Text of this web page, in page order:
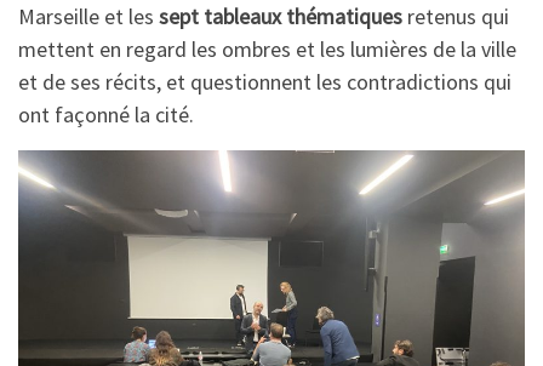
Marseille et les sept tableaux thématiques retenus qui
mettent en regard les ombres et les lumières de la ville
et de ses récits, et questionnent les contradictions qui
ont façonné la cité.